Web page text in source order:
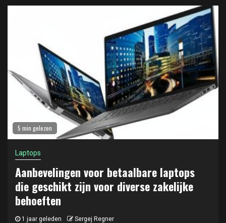
5 min gelezen
Laptops
Aanbevelingen voor betaalbare laptops
die geschikt zijn voor diverse zakelijke
behoeften
1 jaar geleden Sergej Regner